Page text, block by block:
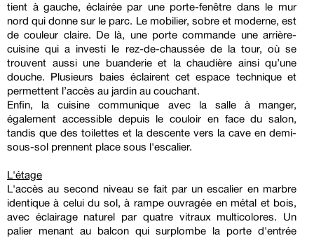
tient à gauche, éclairée par une porte-fenêtre dans le mur
nord qui donne sur le parc. Le mobilier, sobre et moderne, est
de couleur claire. De là, une porte commande une arrière-
cuisine qui a investi le rez-de-chaussée de la tour, où se
trouvent aussi une buanderie et la chaudière ainsi qu’une
douche. Plusieurs baies éclairent cet espace technique et
permettent l’accès au jardin au couchant.
Enfin, la cuisine communique avec la salle à manger,
également accessible depuis le couloir en face du salon,
tandis que des toilettes et la descente vers la cave en demi-
sous-sol prennent place sous l'escalier.
L'étage
L'accès au second niveau se fait par un escalier en marbre
identique à celui du sol, à rampe ouvragée en métal et bois,
avec éclairage naturel par quatre vitraux multicolores. Un
palier menant au balcon qui surplombe la porte d'entrée